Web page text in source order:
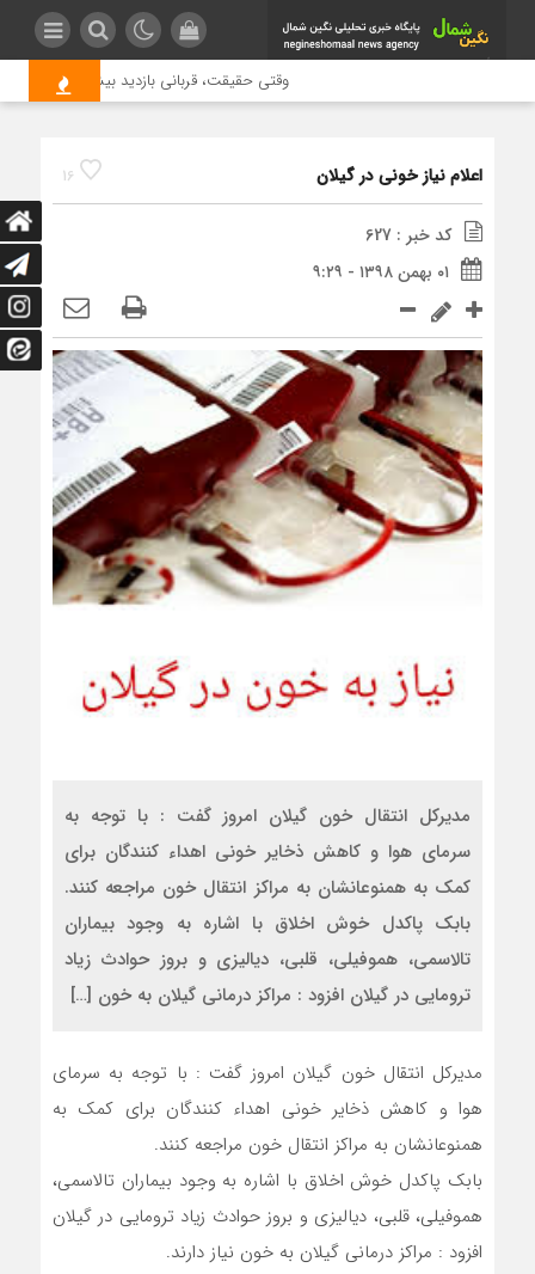
وقتی حقیقت، قربانی بازدید بیشتر می شود
16 اعلام نیاز خونی در گیلان
کد خبر : 627
۰۱ بهمن ۱۳۹۸ - ۹:۲۹
مدیرکل انتقال خون گیلان امروز گفت : با توجه به
سرمای هوا و کاهش ذخایر خونی اهداء کنندگان برای
کمک به همنوعانشان به مراکز انتقال خون مراجعه کنند.
بابک پاکدل خوش اخلاق با اشاره به وجود بیماران
تالاسمی، هموفیلی، قلبی، دیالیزی و بروز حوادث زیاد
ترومایی در گیلان افزود : مراکز درمانی گیلان به خون […]
مدیرکل انتقال خون گیلان امروز گفت : با توجه به سرمای
هوا و کاهش ذخایر خونی اهداء کنندگان برای کمک به
همنوعانشان به مراکز انتقال خون مراجعه کنند.
بابک پاکدل خوش اخلاق با اشاره به وجود بیماران تالاسمی،
هموفیلی، قلبی، دیالیزی و بروز حوادث زیاد ترومایی در گیلان
افزود : مراکز درمانی گیلان به خون نیاز دارند.